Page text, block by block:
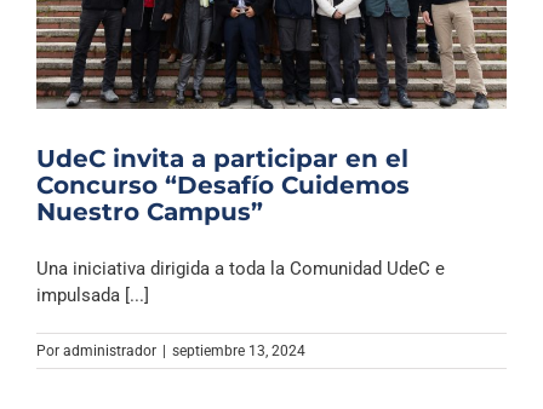
UdeC invita a participar en el
Concurso “Desafío Cuidemos
Nuestro Campus”
Una iniciativa dirigida a toda la Comunidad UdeC e
impulsada [...]
Por administrador septiembre 13, 2024